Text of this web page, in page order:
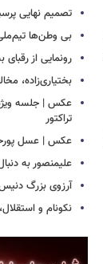
تصمیم نهایی
بی وطن‌ها
رونمایی از
بختیاری‌زاده،
عکس | جلسه ویژه
تراکتور
عکس | عسل
علیمنصور به
آرزوی بزرگ
نکونام و